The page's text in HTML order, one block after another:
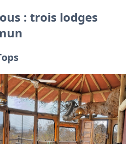
: trois lodges